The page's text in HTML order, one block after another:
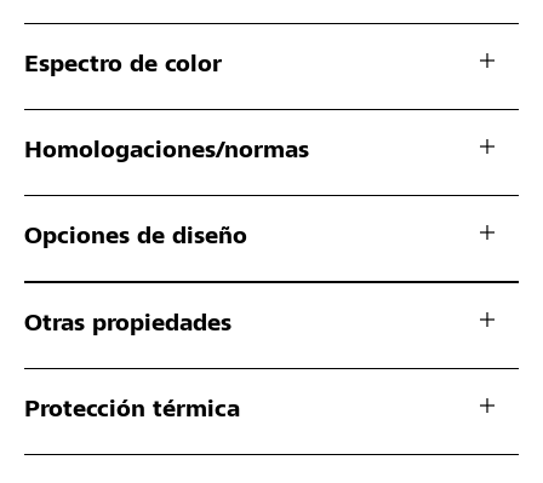
Espectro de color
Homologaciones/normas
Opciones de diseño
Otras propiedades
Protección térmica